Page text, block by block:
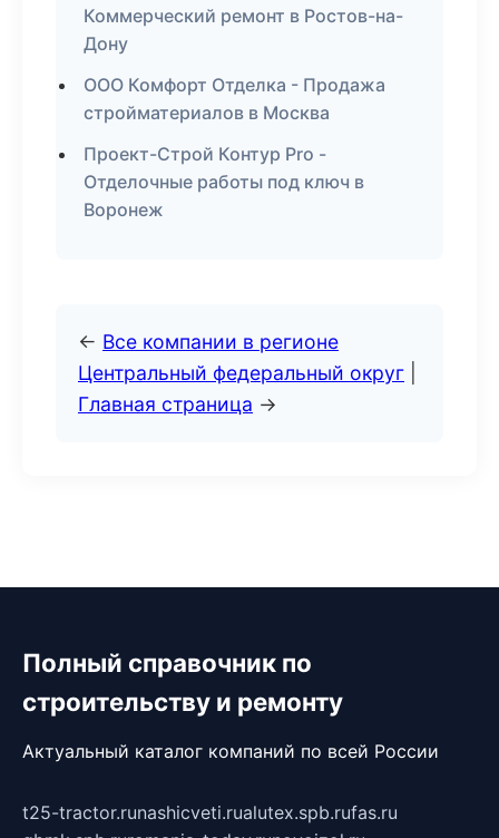
Коммерческий ремонт в Ростов-на-
Дону
ООО Комфорт Отделка - Продажа
стройматериалов в Москва
Проект-Строй Контур Pro -
Отделочные работы под ключ в
Воронеж
← Все компании в регионе
Центральный федеральный округ
Главная страница →
Полный справочник по
строительству и ремонту
Актуальный каталог компаний по всей России
t25-tractor.runashicveti.rualutex.spb.rufas.ru